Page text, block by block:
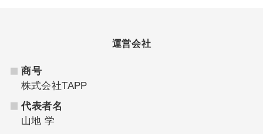
運営会社
商号
株式会社TAPP
代表者名
山地 学